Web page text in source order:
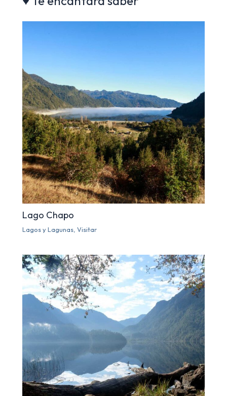
Lago Chapo
Lagos y Lagunas,Visitar